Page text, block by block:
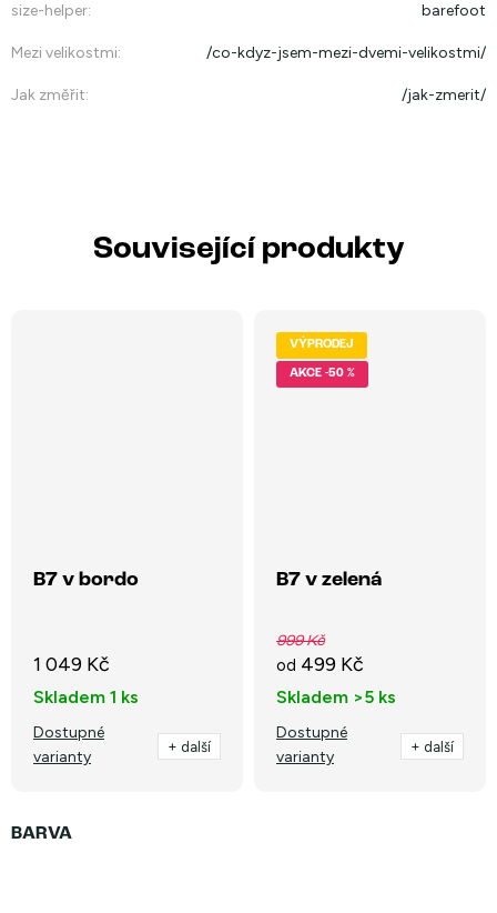
size-helper: barefoot
Mezi velikostmi: /co-kdyz-jsem-mezi-dvemi-velikostmi/
Jak změřit: /jak-zmerit/
Související produkty
B7 v bordo
1 049 Kč
Skladem 1 ks
Dostupné
varianty
+ další
VÝPRODEJ
-50 %
B7 v zelená
999 Kč
od 499 Kč
Skladem >5 ks
Dostupné
varianty
+ další